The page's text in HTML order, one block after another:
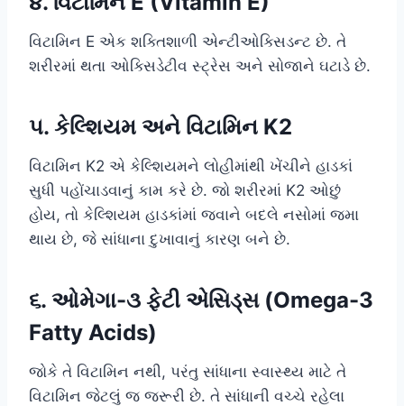
વિટામિન E એક શક્તિશાળી એન્ટીઓક્સિડન્ટ છે. તે
શરીરમાં થતા ઓક્સિડેટીવ સ્ટ્રેસ અને સોજાને ઘટાડે છે.
૫. કેલ્શિયમ અને વિટામિન K2
વિટામિન K2 એ કેલ્શિયમને લોહીમાંથી ખેંચીને હાડકાં
સુધી પહોંચાડવાનું કામ કરે છે. જો શરીરમાં K2 ઓછું
હોય, તો કેલ્શિયમ હાડકાંમાં જવાને બદલે નસોમાં જમા
થાય છે, જે સાંધાના દુખાવાનું કારણ બને છે.
૬. ઓમેગા-૩ ફેટી એસિડ્સ (Omega-3
Fatty Acids)
જોકે તે વિટામિન નથી, પરંતુ સાંધાના સ્વાસ્થ્ય માટે તે
વિટામિન જેટલું જ જરૂરી છે. તે સાંધાની વચ્ચે રહેલા